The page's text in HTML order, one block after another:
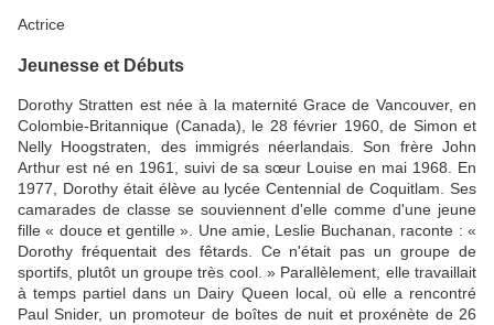
Actrice
Jeunesse et Débuts
Dorothy Stratten est née à la maternité Grace de Vancouver, en
Colombie-Britannique (Canada), le 28 février 1960, de Simon et
Nelly Hoogstraten, des immigrés néerlandais. Son frère John
Arthur est né en 1961, suivi de sa sœur Louise en mai 1968. En
1977, Dorothy était élève au lycée Centennial de Coquitlam. Ses
camarades de classe se souviennent d'elle comme d'une jeune
fille « douce et gentille ». Une amie, Leslie Buchanan, raconte : «
Dorothy fréquentait des fêtards. Ce n'était pas un groupe de
sportifs, plutôt un groupe très cool. » Parallèlement, elle travaillait
à temps partiel dans un Dairy Queen local, où elle a rencontré
Paul Snider, un promoteur de boîtes de nuit et proxénète de 26